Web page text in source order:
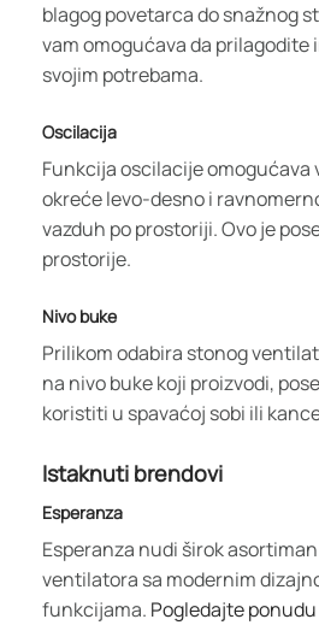
blagog povetarca do snažnog
vam omogućava da
svojim potrebama.
Oscilacija
Funkcija oscilacije omogućava
okreće levo-desno i
vazduh po prostoriji. Ovo je
prostorije.
Nivo buke
Prilikom odabira stonog
na nivo buke koji proizvodi,
koristiti u spavaćoj sobi ili
Istaknuti brendovi
Esperanza
Esperanza nudi širok
ventilatora sa modernim
funkcijama. Pogledajte